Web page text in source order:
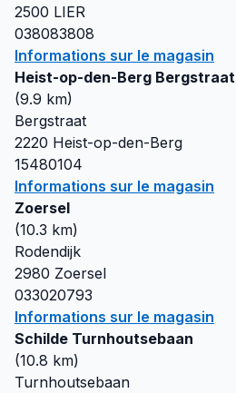
2500 LIER
038083808
Informations sur le magasin
Heist-op-den-Berg Bergstraat
(9.9 km)
Bergstraat
2220 Heist-op-den-Berg
15480104
Informations sur le magasin
Zoersel
(10.3 km)
Rodendijk
2980 Zoersel
033020793
Informations sur le magasin
Schilde Turnhoutsebaan
(10.8 km)
Turnhoutsebaan